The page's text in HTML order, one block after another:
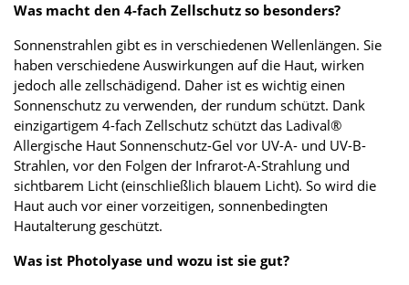
Was macht den 4-fach Zellschutz so besonders?
Sonnenstrahlen gibt es in verschiedenen Wellenlängen. Sie
haben verschiedene Auswirkungen auf die Haut, wirken
jedoch alle zellschädigend. Daher ist es wichtig einen
Sonnenschutz zu verwenden, der rundum schützt. Dank
einzigartigem 4-fach Zellschutz schützt das Ladival®
Allergische Haut Sonnenschutz-Gel vor UV-A- und UV-B-
Strahlen, vor den Folgen der Infrarot-A-Strahlung und
sichtbarem Licht (einschließlich blauem Licht). So wird die
Haut auch vor einer vorzeitigen, sonnenbedingten
Hautalterung geschützt.
Was ist Photolyase und wozu ist sie gut?